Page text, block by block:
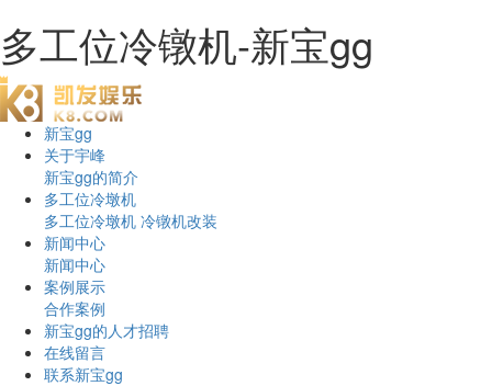
多工位冷镦机-新宝gg
新宝gg
关于宇峰
新宝gg的简介
多工位冷墩机
多工位冷墩机 冷镦机改装
新闻中心
新闻中心
案例展示
合作案例
新宝gg的人才招聘
在线留言
联系新宝gg